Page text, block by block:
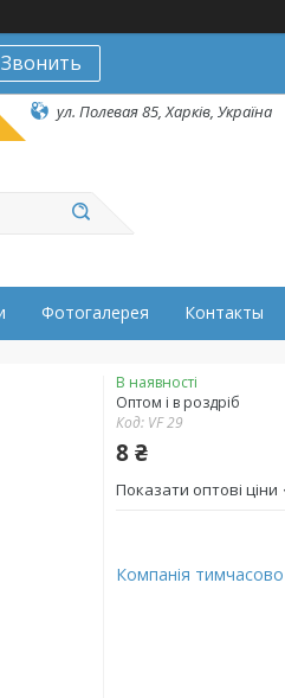
Звонить
ул. Полевая 85, Харків, Україна
Фотогалерея Контакты
В наявності
Оптом і в роздріб
Код: VF 29
8 ₴
Показати оптові ціни
Компанія